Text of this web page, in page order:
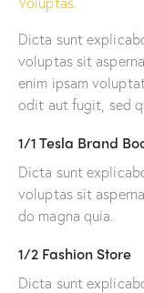
Dicta sunt
voluptas sit
enim ipsam
odit aut fugit, sed
1/1 Tesla Brand
Dicta sunt
voluptas sit
do magna quia.
1/2 Fashion Store
Dicta sunt